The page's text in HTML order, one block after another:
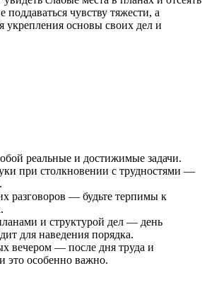
чувству тяжести, а
укрепления основы своих дел и
реальные и достижимые задачи.
при столкновении с трудностями —
разговоров — будьте терпимы к
и структурой дел — день
для наведения порядка.
вечером — после дня труда и
это особенно важно.